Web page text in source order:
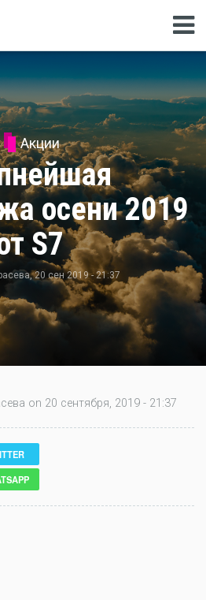
Акции
осени 2019
S7
, 20 сен 2019 - 21:37
on 20 сентября, 2019 - 21:37